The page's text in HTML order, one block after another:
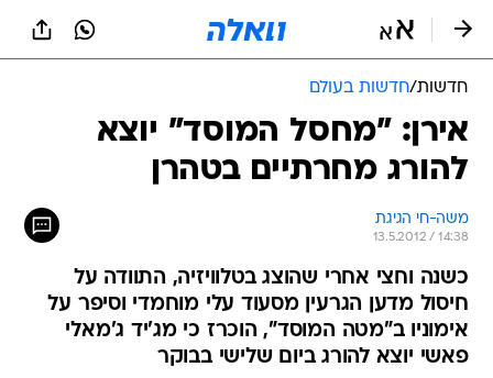
חדשות/חדשות בעולם
אירן: "מחסל המוסד" יוצא
להורג מחרתיים בטהרן
משה-חי הגיגת
13.5.2012 / 14:38
כשנה וחצי אחרי שהוצג בטלוויזיה, התוודה על
חיסול מדען הגרעין מסעוד עלי מוחמדי וסיפר על
אימוניו ב"מטה המוסד", הוכרז כי מג'יד ג'מאלי
פאשי יוצא להורג ביום שלישי בבוקר